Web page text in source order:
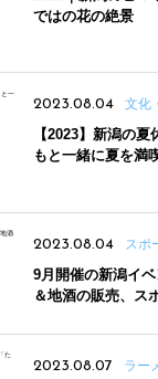
ではの花の絶景
2023.08.04 文化
【2023】新潟の
もと一緒に夏を満
2023.08.04 スポ
9月開催の新潟イ
＆地酒の販売、ス
2023.08.07 ラー